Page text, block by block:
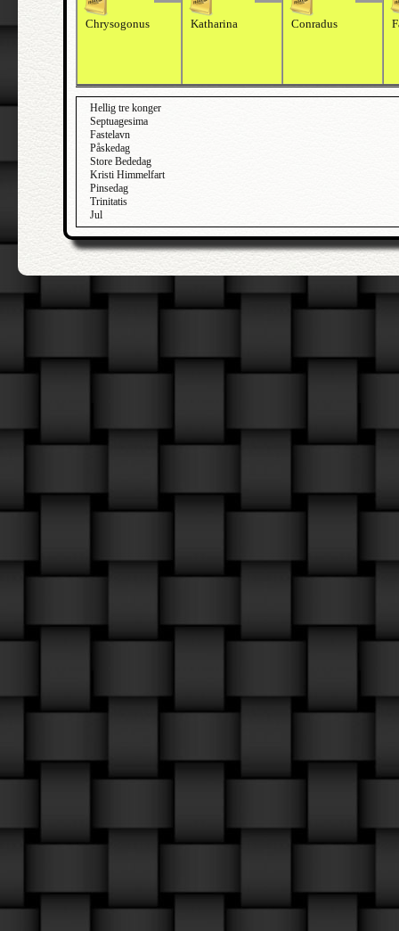
Chrysogonus Katharina Conradus
Hellig tre konger
Septuagesima
Fastelavn
Påskedag
Store Bededag
Kristi Himmelfart
Pinsedag
Trinitatis
Jul